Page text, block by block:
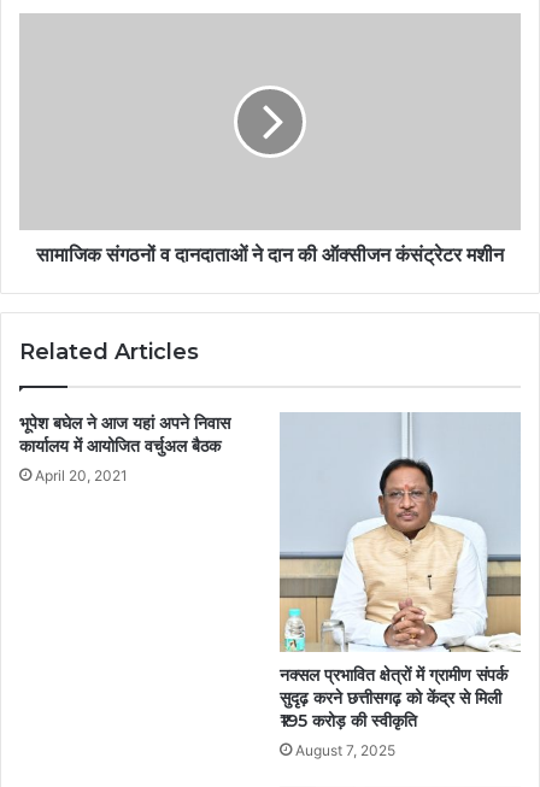
सामाजिक संगठनों व दानदाताओं ने दान की ऑक्सीजन कंसंट्रेटर मशीन
Related Articles
भूपेश बघेल ने आज यहां अपने निवास
कार्यालय में आयोजित वर्चुअल बैठक
April 20, 2021
नक्सल प्रभावित क्षेत्रों में ग्रामीण संपर्क
सुदृढ़ करने छत्तीसगढ़ को केंद्र से मिली
₹195 करोड़ की स्वीकृति
August 7, 2025